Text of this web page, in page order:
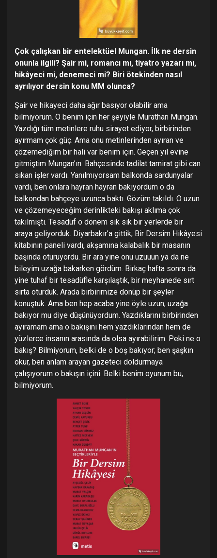
Çok çalışkan bir entelektüel Mungan. İlk ne dersin
onunla ilgili? Şair mi, romancı mı, tiyatro yazarı mı,
hikâyeci mi, denemeci mi? Biri ötekinden nasıl
ayrılıyor dersin konu MM olunca?
Şair ve hikayeci daha ağır basıyor olabilir ama
bilmiyorum. O benim için her şeyiyle Murathan Mungan.
Yazdığı tüm metinlere ruhu sirayet ediyor, birbirinden
ayırmam çok güç. Ama onu metinlerinden ayıran ve
çözemediğim bir hali var benim için. Geçen yıl evine
gitmiştim Mungan’ın. Bahçesinde tadilat tamirat gibi can
sıkan işler vardı. Yanılmıyorsam balkonda sardunyalar
vardı, ben onlara hayran hayran bakıyordum o da
balkondan bahçeye uzunca baktı. Gözüm takıldı. O uzun
ve çözemeyeceğim derinlikteki bakışı aklıma çok
takılmıştı. Tesadüf o dönem sık sık bir yerlerde bir
araya geliyorduk. Diyarbakır’a gittik, Bir Dersim Hikâyesi
kitabının paneli vardı, akşamına kalabalık bir masanın
başında oturuyordu. Bir ara yine onu uzuuun ya da ne
bileyim uzağa bakarken gördüm. Birkaç hafta sonra da
yine tuhaf bir tesadüfle karşılaştık, bir meyhanede sırt
sırta oturduk. Arada birbirimize dönüp bir şeyler
konuştuk. Ama ben hep acaba yine öyle uzun, uzağa
bakıyor mu diye düşünüyordum. Yazdıklarını birbirinden
ayıramam ama o bakışını hem yazdıklarından hem de
yüzlerce insanın arasında da olsa ayırabilirim. Peki ne o
bakış? Bilmiyorum, belki de o boş bakıyor; ben şaşkın
okur, ben anlam arayan gazeteci doldurmaya
çalışıyorum o bakışın içini. Belki benim oyunum bu,
bilmiyorum.